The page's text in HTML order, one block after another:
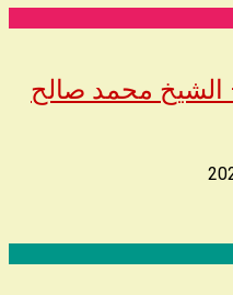
الشيخ محمد صالح